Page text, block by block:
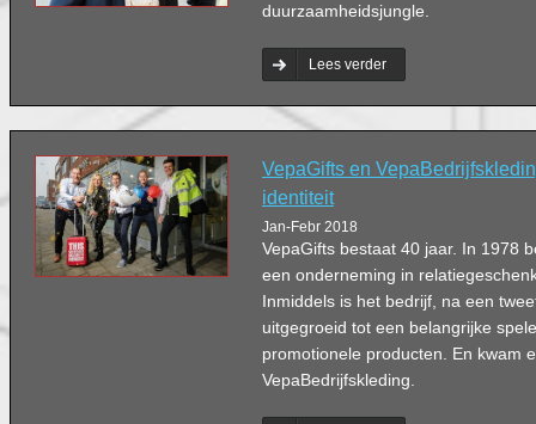
duurzaamheidsjungle.
Lees verder
VepaGifts en
identiteit
Jan-Febr 2018
VepaGifts bestaat 40 jaar. In 1978
een onderneming in
Inmiddels is het bedrijf, na een
uitgegroeid tot een belangrijke
promotionele producten. En kwam
VepaBedrijfskleding.